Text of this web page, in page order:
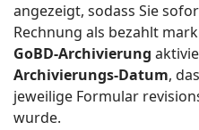
angezeigt, sodass Sie
Rechnung als bezahlt
GoBD‑Archivierung
Archivierungs‑Datum,
jeweilige Formular
wurde.